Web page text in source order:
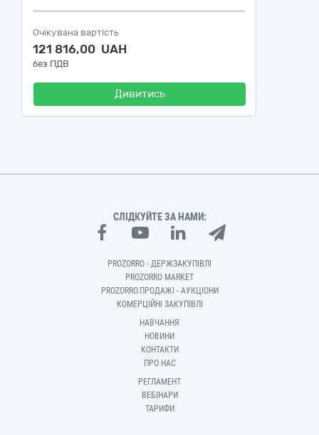
Очікувана вартість
121 816,00 UAH
без ПДВ
Дивитись
СЛІДКУЙТЕ ЗА НАМИ:
PROZORRO - ДЕРЖЗАКУПІВЛІ
PROZORRO MARKET
PROZORRO.ПРОДАЖІ - АУКЦІОНИ
КОМЕРЦІЙНІ ЗАКУПІВЛІ
НАВЧАННЯ
НОВИНИ
КОНТАКТИ
ПРО НАС
РЕГЛАМЕНТ
ВЕБІНАРИ
ТАРИФИ